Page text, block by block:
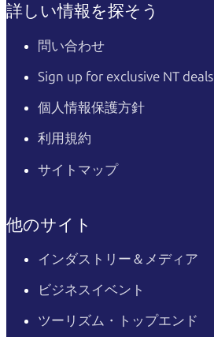
詳しい情報を探そう
問い合わせ
Sign up for exclusive NT deals
個人情報保護方針
利用規約
サイトマップ
他のサイト
インダストリー＆メディア
ビジネスイベント
ツーリズム・トップエンド